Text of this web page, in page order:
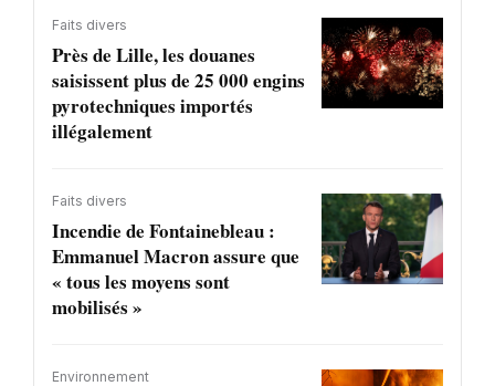
Faits divers
Près de Lille, les douanes
saisissent plus de 25 000 engins
pyrotechniques importés
illégalement
Faits divers
Incendie de Fontainebleau :
Emmanuel Macron assure que
« tous les moyens sont
mobilisés »
Environnement